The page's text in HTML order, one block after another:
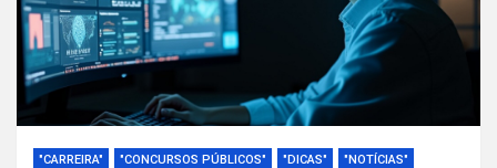
"CARREIRA" "CONCURSOS PÚBLICOS" "DICAS" "NOTÍCIAS"